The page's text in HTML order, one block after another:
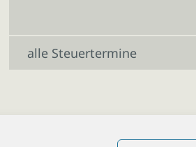
alle Steuertermine